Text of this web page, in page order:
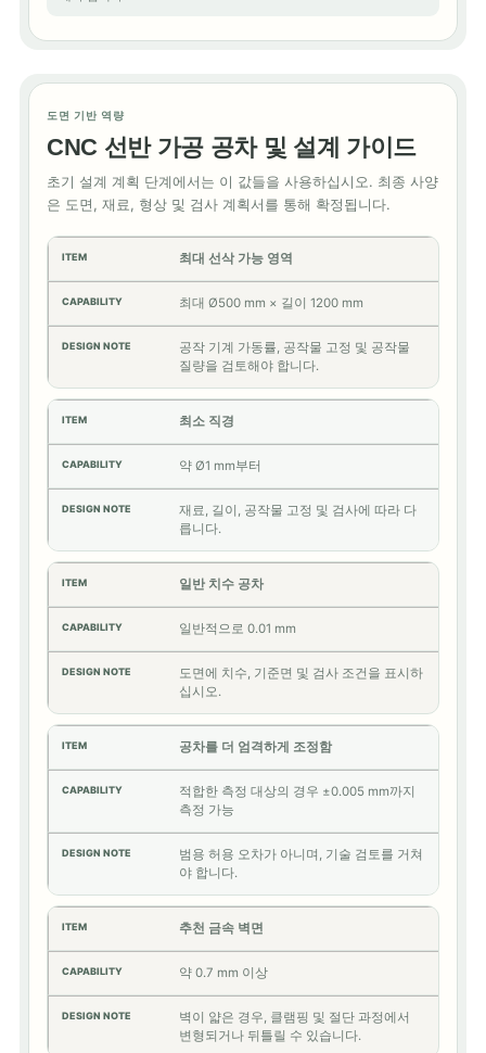
도면 기반 역량
CNC 선반 가공 공차 및 설계 가이드
초기 설계 계획 단계에서는 이 값들을 사용하십시오. 최종 사양
은 도면, 재료, 형상 및 검사 계획서를 통해 확정됩니다.
최대 선삭 가능 영역
최대 Ø500 mm × 길이 1200 mm
공작 기계 가동률, 공작물 고정 및 공작물
질량을 검토해야 합니다.
최소 직경
약 Ø1 mm부터
재료, 길이, 공작물 고정 및 검사에 따라 다
릅니다.
일반 치수 공차
일반적으로 0.01 mm
도면에 치수, 기준면 및 검사 조건을 표시하
십시오.
공차를 더 엄격하게 조정함
적합한 측정 대상의 경우 ±0.005 mm까지
측정 가능
범용 허용 오차가 아니며, 기술 검토를 거쳐
야 합니다.
추천 금속 벽면
약 0.7 mm 이상
벽이 얇은 경우, 클램핑 및 절단 과정에서
변형되거나 뒤틀릴 수 있습니다.